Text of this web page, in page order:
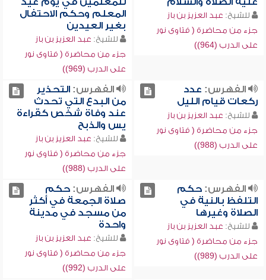
للشيخ: عبد العزيز بن باز
جزء من محاضرة ( فتاوى نور
على الدرب (964))
المعلم وحكم الاحتفال
بغير العيدين
للشيخ: عبد العزيز بن باز
جزء من محاضرة ( فتاوى نور
على الدرب (969))
الفهرس: عدد
ركعات قيام الليل
للشيخ: عبد العزيز بن باز
جزء من محاضرة ( فتاوى نور
على الدرب (988))
الفهرس:التحذير
من البدع التي تحدث
عند وفاة شخص كقراءة
يس والذبح
للشيخ: عبد العزيز بن باز
جزء من محاضرة ( فتاوى نور
على الدرب (988))
الفهرس:حكم
التلفظ بالنية في
الصلاة وغيرها
للشيخ: عبد العزيز بن باز
جزء من محاضرة ( فتاوى نور
على الدرب (989))
الفهرس:حكم
صلاة الجمعة في أكثر
من مسجد في مدينة
واحدة
للشيخ: عبد العزيز بن باز
جزء من محاضرة ( فتاوى نور
على الدرب (992))